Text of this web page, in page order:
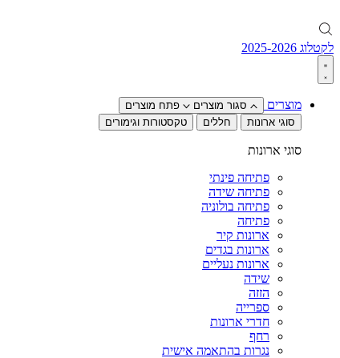
לקטלוג 2025-2026
מוצרים סגור מוצרים
פתח מוצרים
סוגי ארונות
חללים טקסטורות וגימורים
סוגי ארונות
פתיחה פינתי
פתיחה שידה
פתיחה בולוניה
פתיחה
ארונות קיר
ארונות בגדים
ארונות נעליים
שידה
הזזה
ספרייה
חדרי ארונות
רחף
נגרות בהתאמה אישית